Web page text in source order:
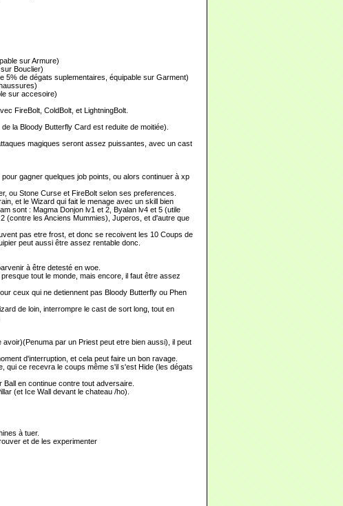
sur Armure)
Bouclier)
5% de dégats suplementaires, équipable sur Garment)
sur accesoire)
FireBolt, ColdBolt, et LightningBolt.
la Bloody Butterfly Card est reduite de moitiée).
magiques seront assez puissantes, avec un cast
gagner quelques job points, ou alors continuer à xp
ou Stone Curse et FireBolt selon ses preferences.
et le Wizard qui fait le menage avec un skill bien
sont : Magma Donjon lv1 et 2, Byalan lv4 et 5 (utile
(contre les Anciens Mummies), Juperos, et d'autre que
pas etre frost, et donc se recoivent les 10 Coups de
peut aussi être assez rentable donc.
à être detesté en woe.
tout le monde, mais encore, il faut être assez
ceux qui ne detiennent pas Bloody Butterfly ou Phen
de loin, interrompre le cast de sort long, tout en
par un Priest peut etre bien aussi), il peut
d'interruption, et cela peut faire un bon ravage.
qui ce recevra le coups même s'il s'est Hide (les dégats
en continue contre tout adversaire.
(et Ice Wall devant le chateau /ho).
à tuer.
et de les experimenter